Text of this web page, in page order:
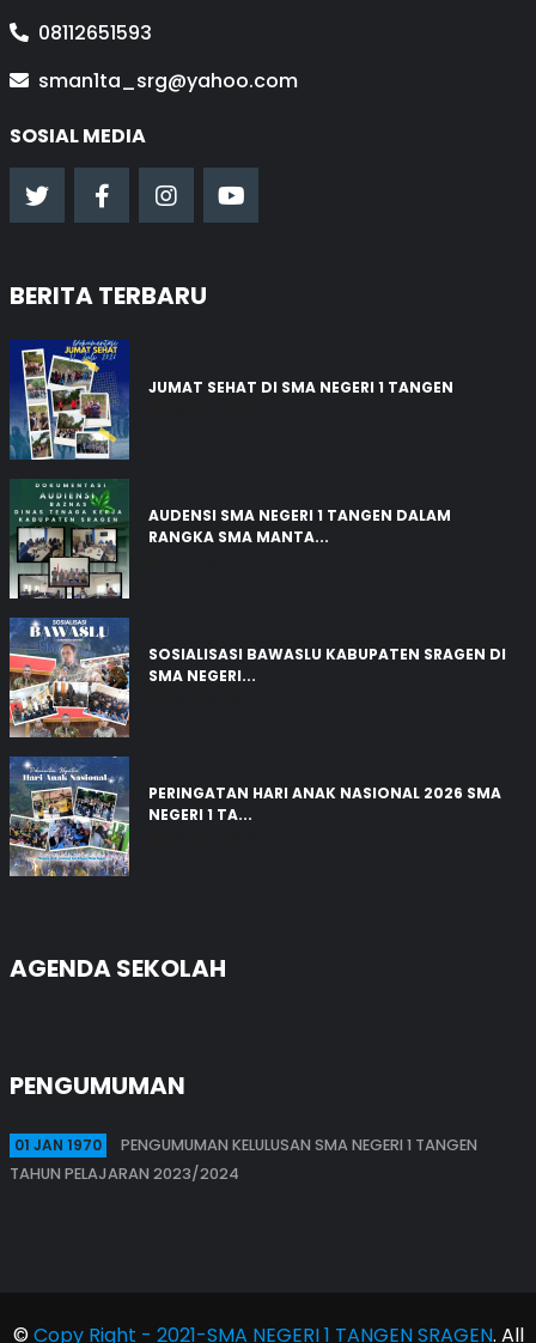
08112651593
sman1ta_srg@yahoo.com
SOSIAL MEDIA
BERITA TERBARU
JUMAT SEHAT DI SMA NEGERI 1 TANGEN
AUDENSI SMA NEGERI 1 TANGEN DALAM
RANGKA SMA MANTA...
SOSIALISASI BAWASLU KABUPATEN SRAGEN DI
SMA NEGERI...
PERINGATAN HARI ANAK NASIONAL 2026 SMA
NEGERI 1 TA...
AGENDA SEKOLAH
PENGUMUMAN
01 JAN 1970
PENGUMUMAN KELULUSAN SMA NEGERI 1 TANGEN
TAHUN PELAJARAN 2023/2024
© Copy Right - 2021-SMA NEGERI 1 TANGEN SRAGEN. All